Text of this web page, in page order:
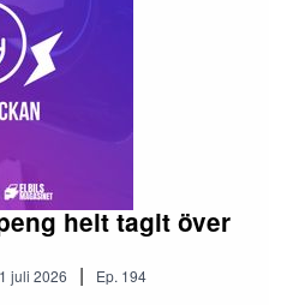
helt tagit över
juli 2026 | Ep. 194